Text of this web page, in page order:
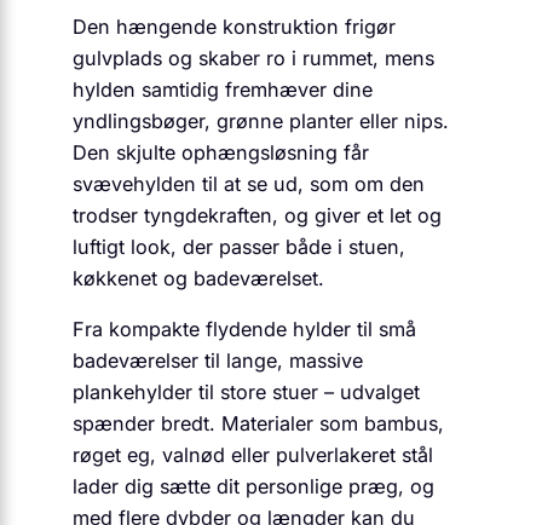
Den hængende konstruktion frigør
gulvplads og skaber ro i rummet, mens
hylden samtidig fremhæver dine
yndlingsbøger, grønne planter eller nips.
Den skjulte ophængsløsning får
svævehylden til at se ud, som om den
trodser tyngdekraften, og giver et let og
luftigt look, der passer både i stuen,
køkkenet og badeværelset.
Fra kompakte flydende hylder til små
badeværelser til lange, massive
plankehylder til store stuer – udvalget
spænder bredt. Materialer som bambus,
røget eg, valnød eller pulverlakeret stål
lader dig sætte dit personlige præg, og
med flere dybder og længder kan du